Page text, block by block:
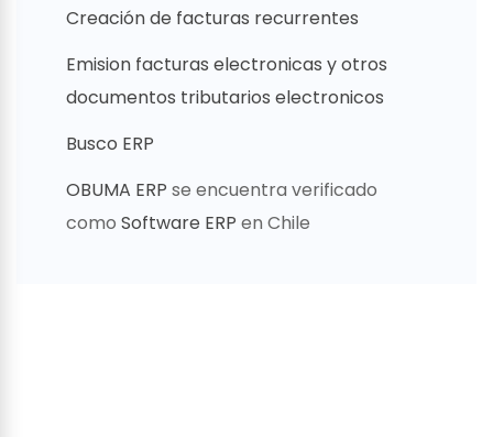
Creación de facturas recurrentes
Emision facturas electronicas y otros
documentos tributarios electronicos
Busco ERP
OBUMA ERP se encuentra verificado
como Software ERP en Chile